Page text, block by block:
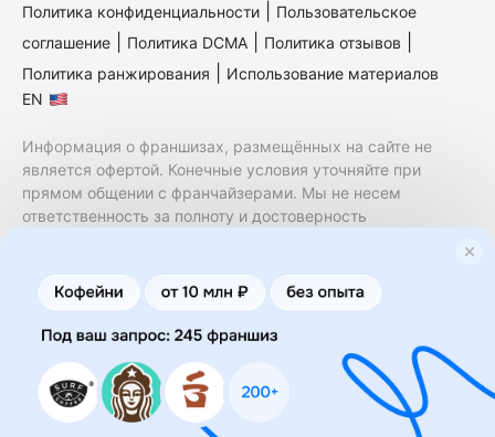
Политика конфиденциальности
Пользовательское
соглашение
Политика DCMA Политика отзывов
Политика ранжирования
Использование материалов
EN
Информация о франшизах, размещённых на сайте не
является офертой. Конечные условия уточняйте при
прямом общении с франчайзерами. Мы не несем
ответственность за полноту и достоверность
финансовые услуги. Заключение договоров
коммерческой концессии (франчайзинга) осуществляется
правообладателями/их представителями. Бизнесменс.ру
не является посредником или представителем
правообладателя и не несет ответственность за условия
предоставления франшизы и действия лиц,
осуществленные на основании информации, имеющейся